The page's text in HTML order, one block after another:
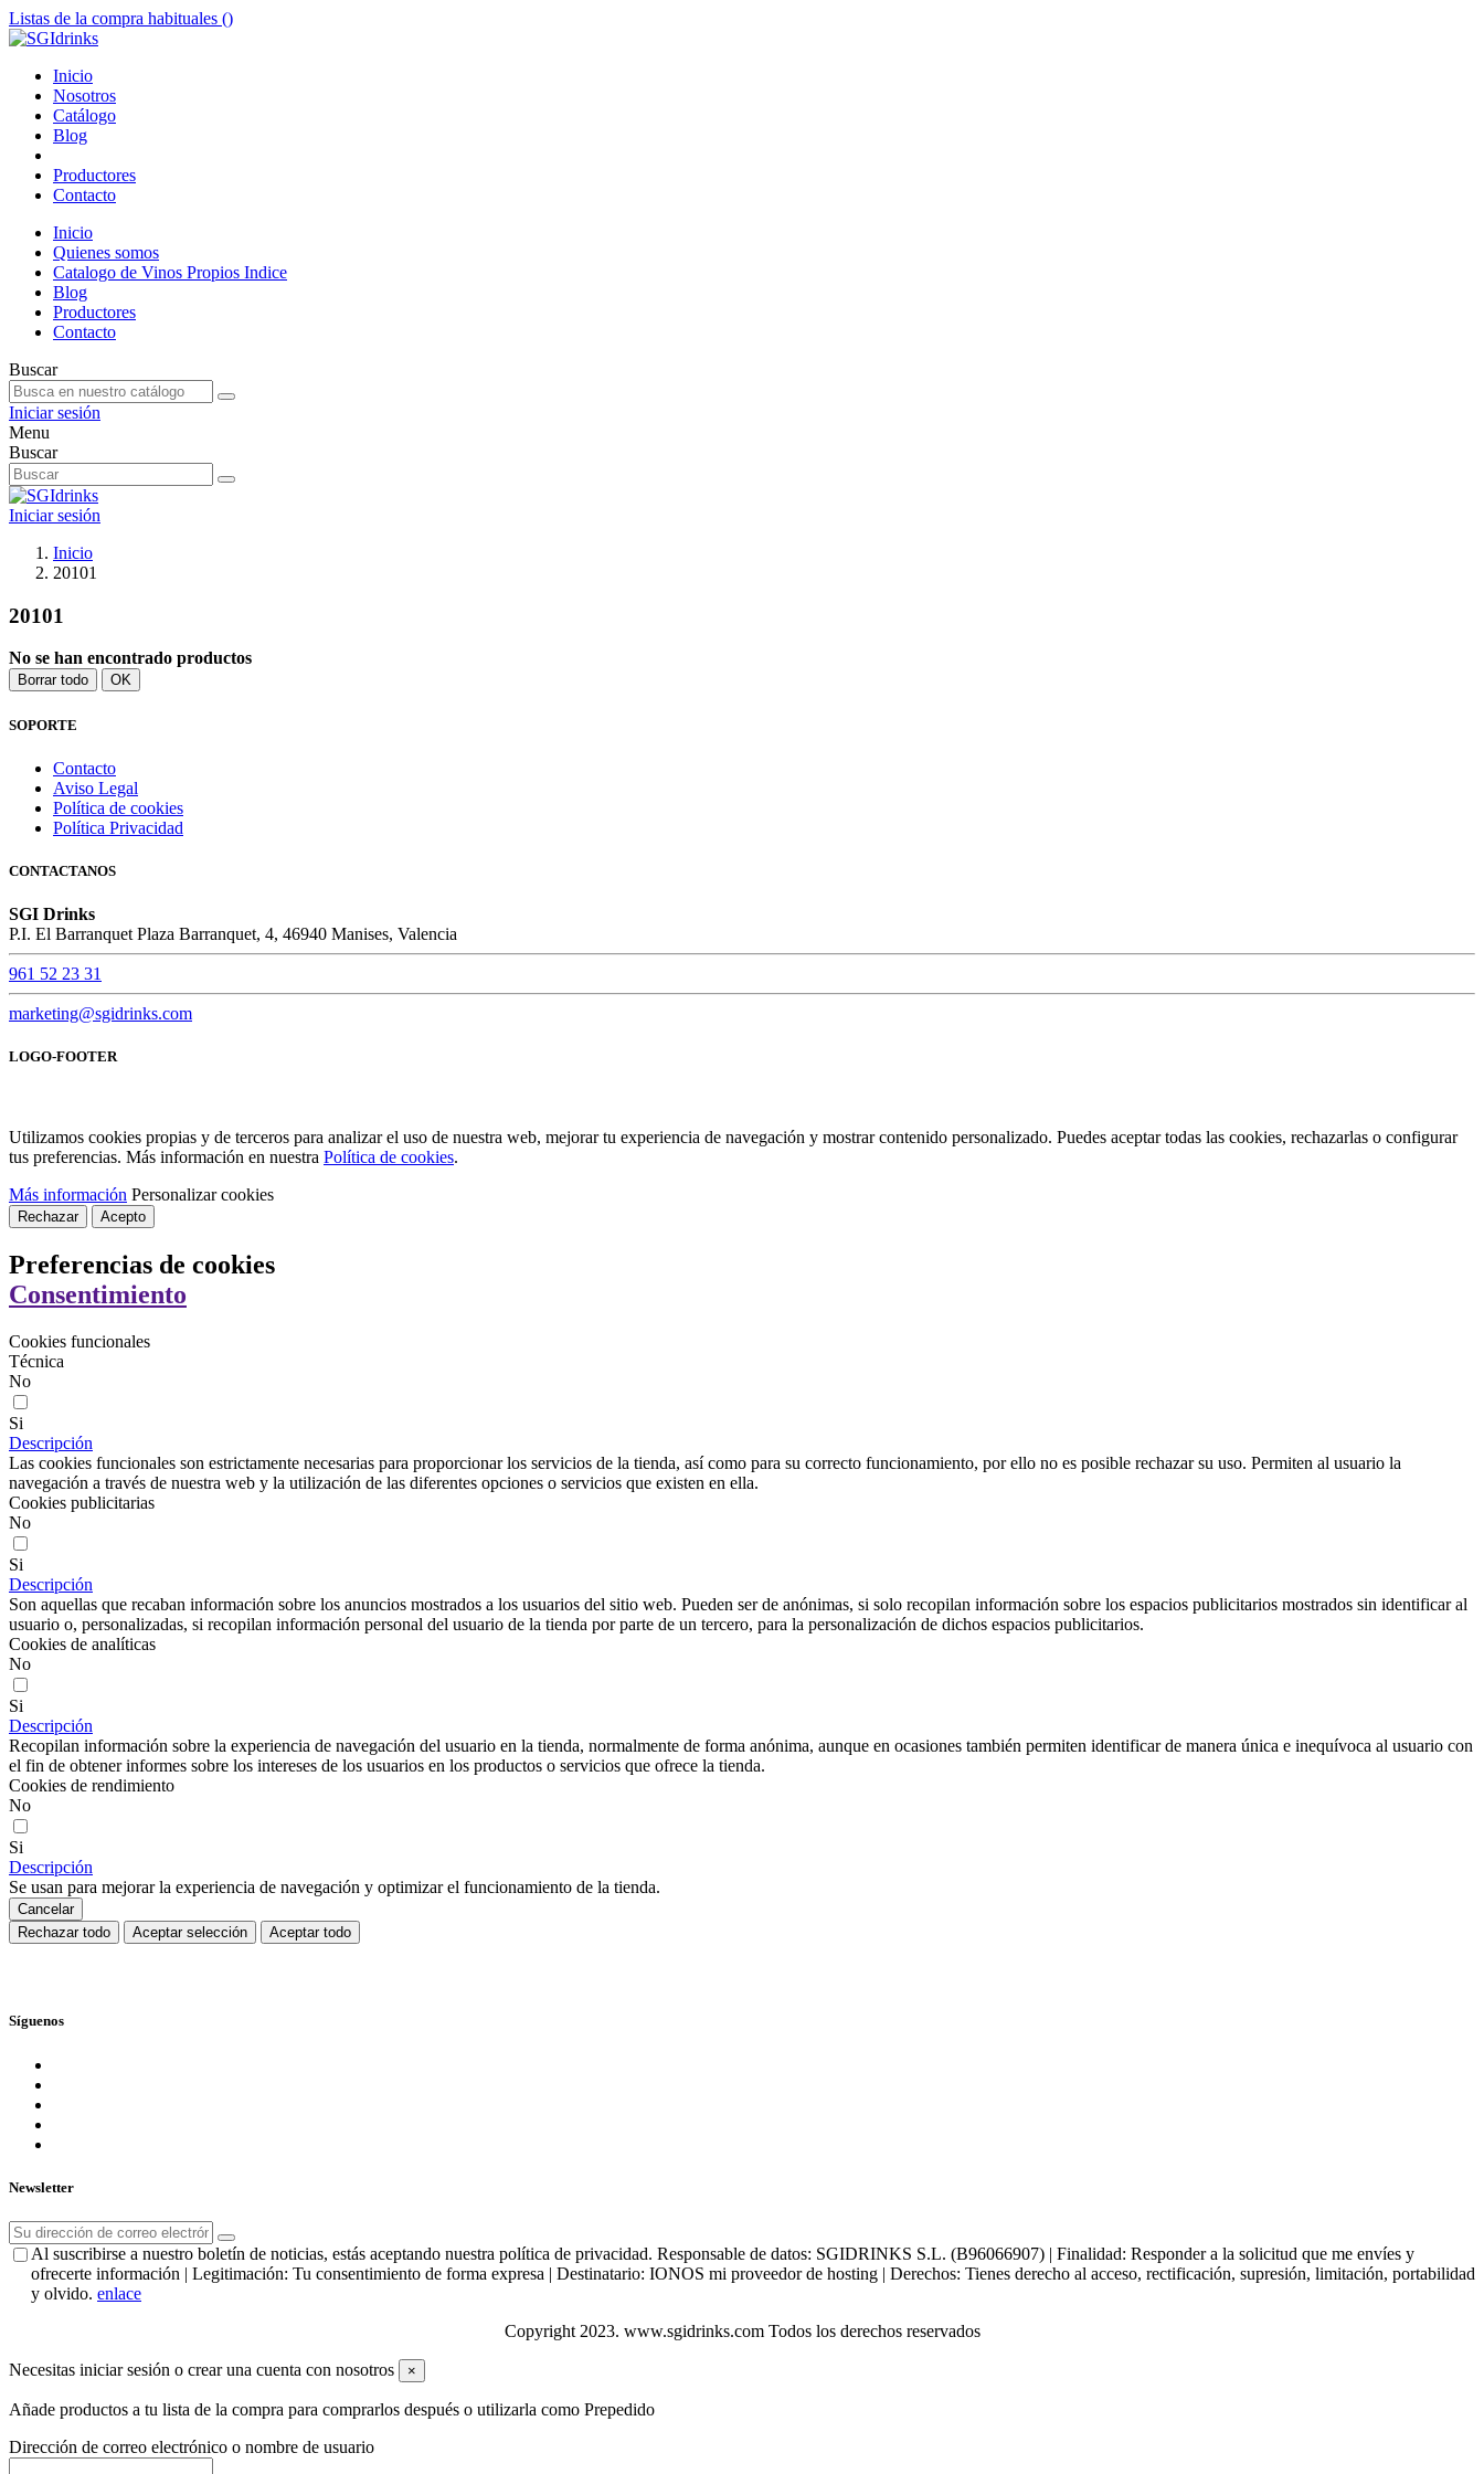
Listas de la compra habituales ()
Inicio
Nosotros
Catálogo
Blog
Productores
Contacto
Inicio
Quienes somos
Catalogo de Vinos Propios Indice
Blog
Productores
Contacto
Buscar
Iniciar sesión
Menu
Buscar
Iniciar sesión
Inicio
20101
20101
No se han encontrado productos
Borrar todo OK
SOPORTE
Contacto
Aviso Legal
Política de cookies
Política Privacidad
CONTACTANOS
SGI Drinks
P.I. El Barranquet Plaza Barranquet, 4, 46940 Manises, Valencia
961 52 23 31
marketing@sgidrinks.com
LOGO-FOOTER
Utilizamos cookies propias y de terceros para analizar el uso de nuestra web, mejorar tu experiencia de navegación y mostrar contenido personalizado. Puedes aceptar todas las cookies, rechazarlas o configurar
tus preferencias. Más información en nuestra Política de cookies.
Más información Personalizar cookies
Rechazar Acepto
Preferencias de cookies
Consentimiento
Cookies funcionales
Técnica
No
Si
Descripción
Las cookies funcionales son estrictamente necesarias para proporcionar los servicios de la tienda, así como para su correcto funcionamiento, por ello no es posible rechazar su uso. Permiten al usuario la
navegación a través de nuestra web y la utilización de las diferentes opciones o servicios que existen en ella.
Cookies publicitarias
No
Si
Descripción
Son aquellas que recaban información sobre los anuncios mostrados a los usuarios del sitio web. Pueden ser de anónimas, si solo recopilan información sobre los espacios publicitarios mostrados sin identificar al
usuario o, personalizadas, si recopilan información personal del usuario de la tienda por parte de un tercero, para la personalización de dichos espacios publicitarios.
Cookies de analíticas
No
Si
Descripción
Recopilan información sobre la experiencia de navegación del usuario en la tienda, normalmente de forma anónima, aunque en ocasiones también permiten identificar de manera única e inequívoca al usuario con
el fin de obtener informes sobre los intereses de los usuarios en los productos o servicios que ofrece la tienda.
Cookies de rendimiento
No
Si
Descripción
Se usan para mejorar la experiencia de navegación y optimizar el funcionamiento de la tienda.
Cancelar
Rechazar todo
Aceptar selección Aceptar todo
Síguenos
Newsletter
Al suscribirse a nuestro boletín de noticias, estás aceptando nuestra política de privacidad. Responsable de datos: SGIDRINKS S.L. (B96066907) | Finalidad: Responder a la solicitud que me envíes y
ofrecerte información | Legitimación: Tu consentimiento de forma expresa | Destinatario: IONOS mi proveedor de hosting | Derechos: Tienes derecho al acceso, rectificación, supresión, limitación, portabilidad
y olvido. enlace
Copyright 2023. www.sgidrinks.com Todos los derechos reservados
Necesitas iniciar sesión o crear una cuenta con nosotros ×
Añade productos a tu lista de la compra para comprarlos después o utilizarla como Prepedido
Dirección de correo electrónico o nombre de usuario